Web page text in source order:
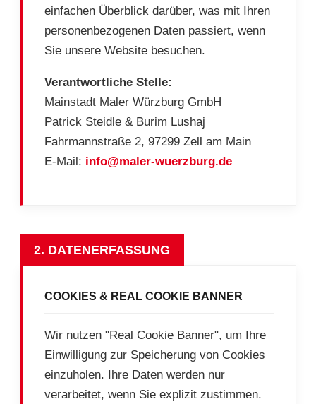
einfachen Überblick darüber, was mit Ihren
personenbezogenen Daten passiert, wenn
Sie unsere Website besuchen.
Verantwortliche Stelle:
Mainstadt Maler Würzburg GmbH
Patrick Steidle & Burim Lushaj
Fahrmannstraße 2, 97299 Zell am Main
E-Mail: info@maler-wuerzburg.de
2. DATENERFASSUNG
COOKIES & REAL COOKIE BANNER
Wir nutzen "Real Cookie Banner", um Ihre
Einwilligung zur Speicherung von Cookies
einzuholen. Ihre Daten werden nur
verarbeitet, wenn Sie explizit zustimmen.